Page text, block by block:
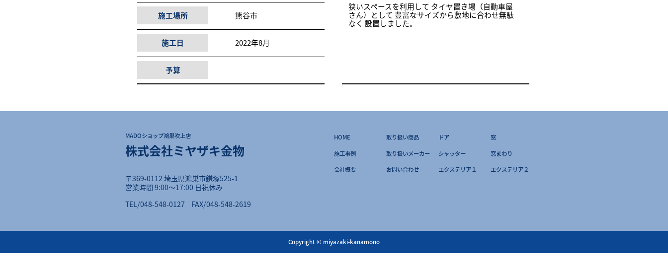
施工場所 熊谷市
施工日 2022年8月
予算
狭いスペースを利用して タイヤ置き場（自動車屋
さん）として 豊富なサイズから敷地に合わせ無駄
なく 設置しました。
MADOショップ鴻巣吹上店
株式会社ミヤザキ金物
〒369-0112 埼玉県鴻巣市鎌塚525-1
営業時間 9:00〜17:00 日祝休み
TEL/048-548-0127
FAX/048-548-2619
HOME
施工事例
会社概要
取り扱い商品
取り扱いメーカー
お問い合わせ
ドア
シャッター
エクステリア１
窓
窓まわり
エクステリア２
Copyright © miyazaki-kanamono